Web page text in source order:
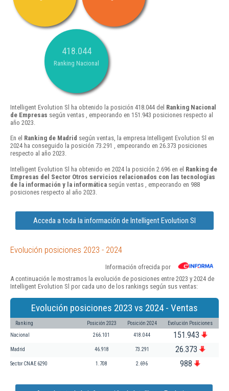
418.044
Ranking Nacional
Intelligent Evolution Sl ha obtenido la posición 418.044 del Ranking Nacional
de Empresas según ventas , empeorando en 151.943 posiciones respecto al
año 2023.
En el Ranking de Madrid según ventas, la empresa Intelligent Evolution Sl en
2024 ha conseguido la posición 73.291 , empeorando en 26.373 posiciones
respecto al año 2023.
Intelligent Evolution Sl ha obtenido en 2024 la posición 2.696 en el Ranking de
Empresas del Sector Otros servicios relacionados con las tecnologías
de la información y la informática según ventas , empeorando en 988
posiciones respecto al año 2023.
Acceda a toda la información de Intelligent Evolution Sl
Evolución posiciones 2023 - 2024
Información ofrecida por
A continuación le mostramos la evolución de posiciones entre 2023 y 2024 de
Intelligent Evolution Sl por cada uno de los rankings según sus ventas:
Evolución posiciones 2023 vs 2024 - Ventas
Ranking Posición 2023 Posición 2024 Evolución Posiciones
Nacional 266.101 418.044 151.943
Madrid 46.918 73.291 26.373
Sector CNAE 6290 1.708 2.696 988